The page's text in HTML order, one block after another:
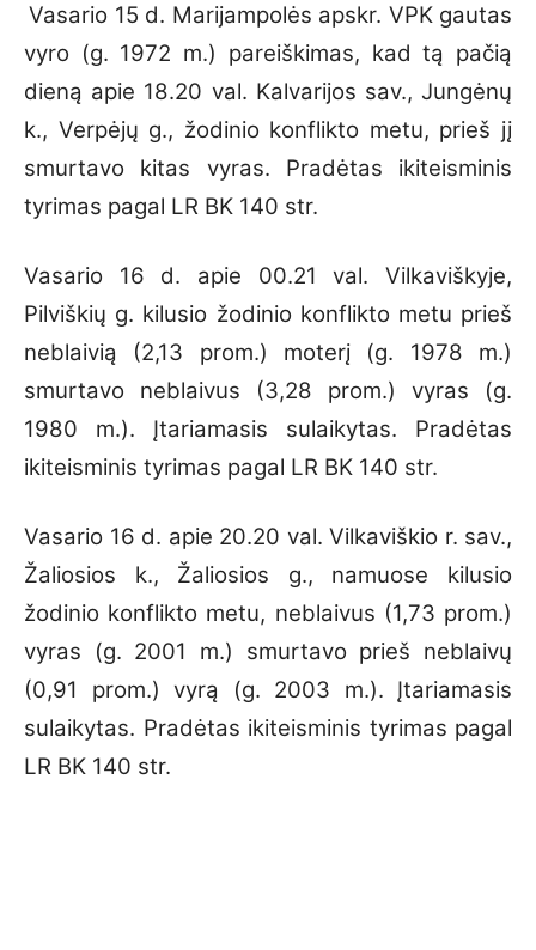
Vasario 15 d. Marijampolės apskr. VPK gautas
vyro (g. 1972 m.) pareiškimas, kad tą pačią
dieną apie 18.20 val. Kalvarijos sav., Jungėnų
k., Verpėjų g., žodinio konflikto metu, prieš jį
smurtavo kitas vyras. Pradėtas ikiteisminis
tyrimas pagal LR BK 140 str.
Vasario 16 d. apie 00.21 val. Vilkaviškyje,
Pilviškių g. kilusio žodinio konflikto metu prieš
neblaivią (2,13 prom.) moterį (g. 1978 m.)
smurtavo neblaivus (3,28 prom.) vyras (g.
1980 m.). Įtariamasis sulaikytas. Pradėtas
ikiteisminis tyrimas pagal LR BK 140 str.
Vasario 16 d. apie 20.20 val. Vilkaviškio r. sav.,
Žaliosios k., Žaliosios g., namuose kilusio
žodinio konflikto metu, neblaivus (1,73 prom.)
vyras (g. 2001 m.) smurtavo prieš neblaivų
(0,91 prom.) vyrą (g. 2003 m.). Įtariamasis
sulaikytas. Pradėtas ikiteisminis tyrimas pagal
LR BK 140 str.